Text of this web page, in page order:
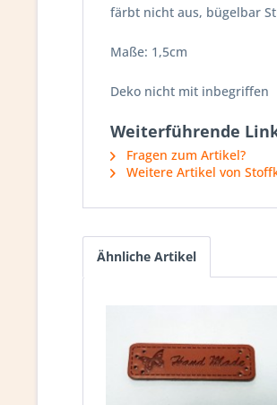
färbt nicht aus, bügelbar
Maße: 1,5cm
Deko nicht mit inbegriffen
Weiterführende
Fragen zum Artikel?
Weitere Artikel von
Ähnliche Artikel